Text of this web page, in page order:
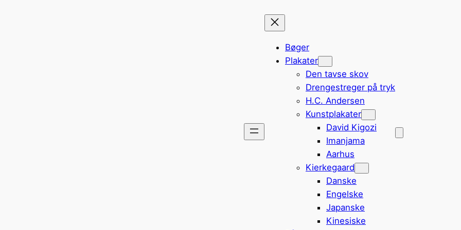
Bøger
Plakater
Den tavse skov
Drengestreger på tryk
H.C. Andersen
Kunstplakater
David Kigozi
Imanjama
Aarhus
Kierkegaard
Danske
Engelske
Japanske
Kinesiske